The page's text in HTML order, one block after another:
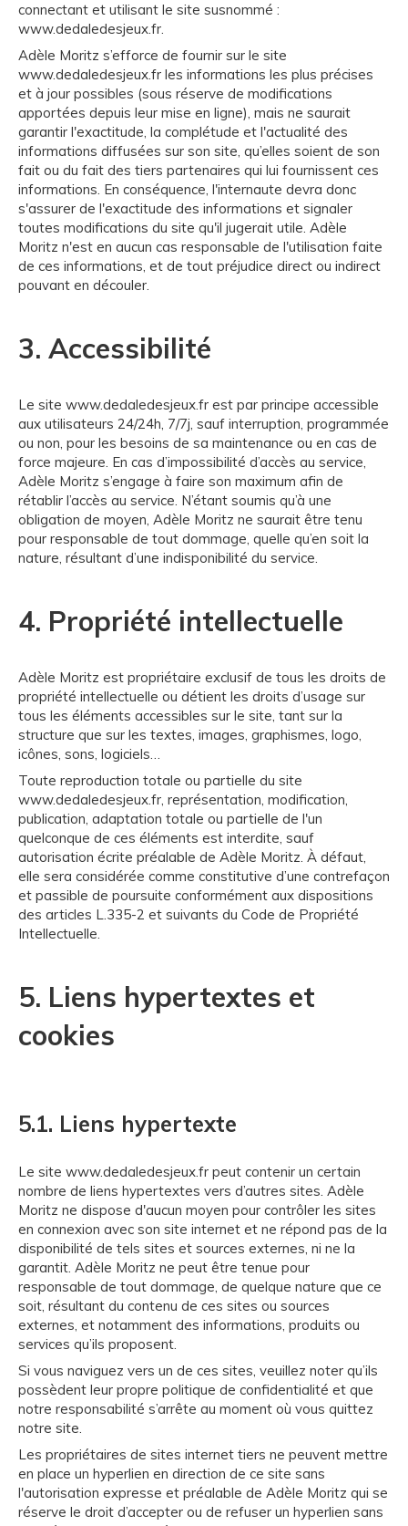
connectant et utilisant le site susnommé :
www.dedaledesjeux.fr.
Adèle Moritz s’efforce de fournir sur le site
www.dedaledesjeux.fr les informations les plus précises
et à jour possibles (sous réserve de modifications
apportées depuis leur mise en ligne), mais ne saurait
garantir l'exactitude, la complétude et l'actualité des
informations diffusées sur son site, qu’elles soient de son
fait ou du fait des tiers partenaires qui lui fournissent ces
informations. En conséquence, l'internaute devra donc
s'assurer de l'exactitude des informations et signaler
toutes modifications du site qu'il jugerait utile. Adèle
Moritz n'est en aucun cas responsable de l'utilisation faite
de ces informations, et de tout préjudice direct ou indirect
pouvant en découler.
3. Accessibilité
Le site www.dedaledesjeux.fr est par principe accessible
aux utilisateurs 24/24h, 7/7j, sauf interruption, programmée
ou non, pour les besoins de sa maintenance ou en cas de
force majeure. En cas d’impossibilité d’accès au service,
Adèle Moritz s’engage à faire son maximum afin de
rétablir l’accès au service. N’étant soumis qu’à une
obligation de moyen, Adèle Moritz ne saurait être tenu
pour responsable de tout dommage, quelle qu’en soit la
nature, résultant d’une indisponibilité du service.
4. Propriété intellectuelle
Adèle Moritz est propriétaire exclusif de tous les droits de
propriété intellectuelle ou détient les droits d’usage sur
tous les éléments accessibles sur le site, tant sur la
structure que sur les textes, images, graphismes, logo,
icônes, sons, logiciels…
Toute reproduction totale ou partielle du site
www.dedaledesjeux.fr, représentation, modification,
publication, adaptation totale ou partielle de l'un
quelconque de ces éléments est interdite, sauf
autorisation écrite préalable de Adèle Moritz. À défaut,
elle sera considérée comme constitutive d’une contrefaçon
et passible de poursuite conformément aux dispositions
des articles L.335-2 et suivants du Code de Propriété
Intellectuelle.
5. Liens hypertextes et
cookies
5.1. Liens hypertexte
Le site www.dedaledesjeux.fr peut contenir un certain
nombre de liens hypertextes vers d’autres sites. Adèle
Moritz ne dispose d'aucun moyen pour contrôler les sites
en connexion avec son site internet et ne répond pas de la
disponibilité de tels sites et sources externes, ni ne la
garantit. Adèle Moritz ne peut être tenue pour
responsable de tout dommage, de quelque nature que ce
soit, résultant du contenu de ces sites ou sources
externes, et notamment des informations, produits ou
services qu’ils proposent.
Si vous naviguez vers un de ces sites, veuillez noter qu’ils
possèdent leur propre politique de confidentialité et que
notre responsabilité s’arrête au moment où vous quittez
notre site.
Les propriétaires de sites internet tiers ne peuvent mettre
en place un hyperlien en direction de ce site sans
l'autorisation expresse et préalable de Adèle Moritz qui se
réserve le droit d’accepter ou de refuser un hyperlien sans